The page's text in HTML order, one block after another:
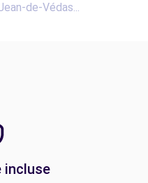
de-Védas...
incluse